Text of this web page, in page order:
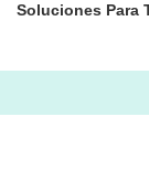
Soluciones Para